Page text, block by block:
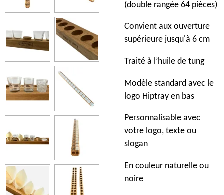
(double rangée 64 pièces)
Convient aux ouverture
supérieure jusqu'à 6 cm
Traité à l’huile de tung
Modèle standard avec le
logo Hiptray en bas
Personnalisable avec
votre logo, texte ou
slogan
En couleur naturelle ou
noire